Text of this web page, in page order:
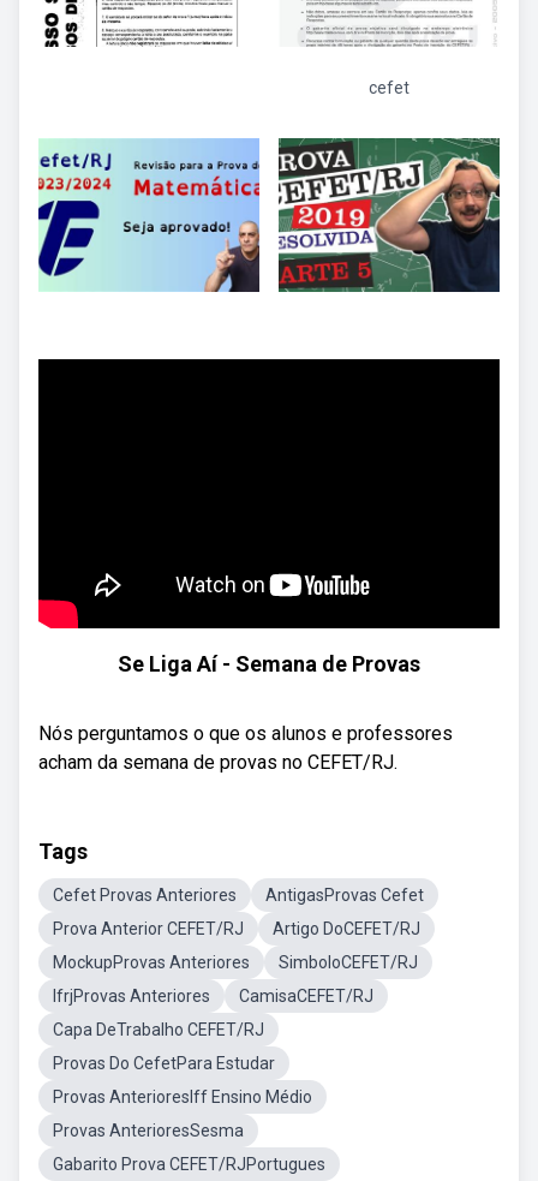
cefet
Se Liga Aí - Semana de Provas
Nós perguntamos o que os alunos e professores
acham da semana de provas no CEFET/RJ.
Tags
Cefet Provas Anteriores
AntigasProvas Cefet
Prova Anterior CEFET/RJ
Artigo DoCEFET/RJ
MockupProvas Anteriores
SimboloCEFET/RJ
IfrjProvas Anteriores
CamisaCEFET/RJ
Capa DeTrabalho CEFET/RJ
Provas Do CefetPara Estudar
Provas AnterioresIff Ensino Médio
Provas AnterioresSesma
Gabarito Prova CEFET/RJPortugues